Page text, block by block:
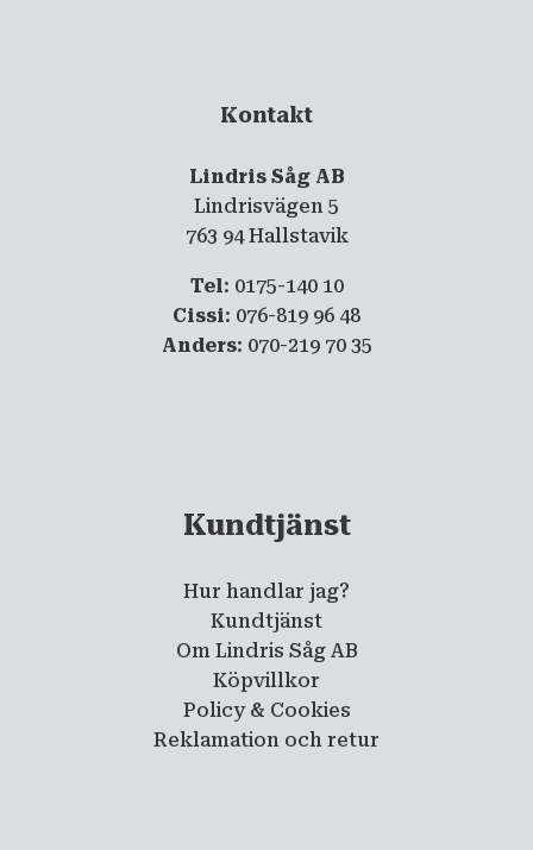
Kontakt
Lindris Såg AB
Lindrisvägen 5
763 94 Hallstavik
Tel: 0175-140 10
Cissi: 076-819 96 48
Anders: 070-219 70 35
Kundtjänst
Hur handlar jag?
Kundtjänst
Om Lindris Såg AB
Köpvillkor
Policy & Cookies
Reklamation och retur